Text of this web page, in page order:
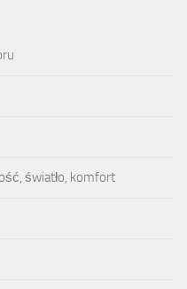
światło, komfort